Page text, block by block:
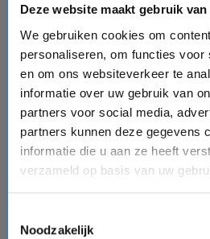
Deze website maakt gebruik
We gebruiken cookies om
personaliseren, om functies voor
en om ons websiteverkeer te
informatie over uw gebruik van
partners voor social media,
partners kunnen deze gegevens
informatie die u aan ze heeft
verzameld op basis van uw
Noodzakelijk
eventvan: 19-05-2027 - Tot: 26-05-
Vaarroute:Anchorage, Hubbard Glacier , Glacier Bay,
Skagway, Juneau, Ketchikan,
directions_boat
Vergelijk